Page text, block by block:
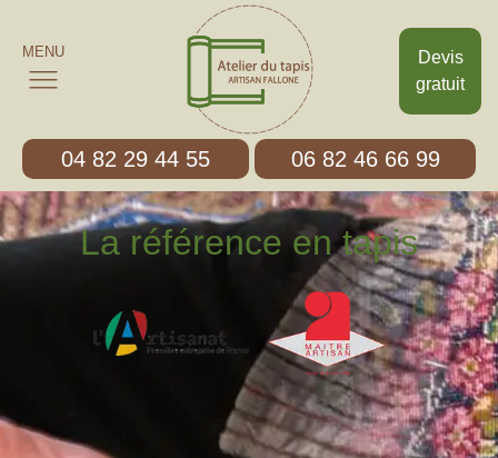
Devis
gratuit
MENU
04 82 29 44 55 06 82 46 66 99
La référence en tapis